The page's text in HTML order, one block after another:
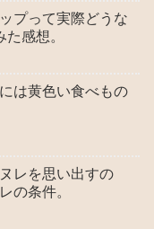
プって実際どうな
感想。
は黄色い食べもの
レを思い出すの
の条件。